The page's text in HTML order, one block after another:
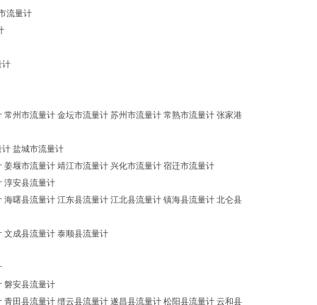
流量计
计
州市流量计 金坛市流量计 苏州市流量计 常熟市流量计 张家港
盐城市流量计
堰市流量计 靖江市流量计 兴化市流量计 宿迁市流量计
淳安县流量计
曙县流量计 江东县流量计 江北县流量计 镇海县流量计 北仑县
文成县流量计 泰顺县流量计
磐安县流量计
田县流量计 缙云县流量计 遂昌县流量计 松阳县流量计 云和县